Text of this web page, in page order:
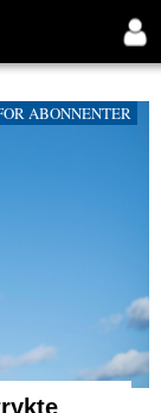
ABONNENTER